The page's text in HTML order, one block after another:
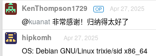
KenThompson1729 OP Apr 27, 2025
@kuanat 非常感谢！归纳得太好了
hipkomh Apr 27, 2025
OS: Debian GNU/Linux trixie/sid x86_64